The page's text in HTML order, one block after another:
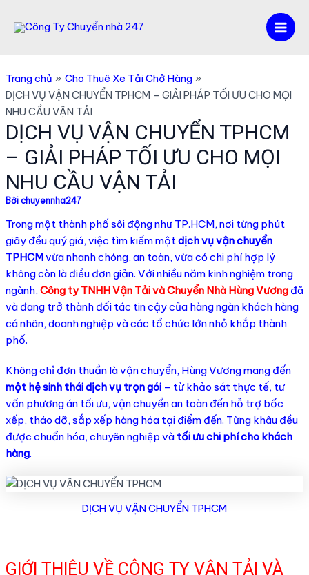
Main
Trang chủ
Cho Thuê Xe Tải Chở Hàng
DỊCH VỤ VẬN CHUYỂN TPHCM – GIẢI PHÁP TỐI ƯU CHO MỌI
NHU CẦU VẬN TẢI
DỊCH VỤ VẬN CHUYỂN TPHCM
– GIẢI PHÁP TỐI ƯU CHO MỌI
NHU CẦU VẬN TẢI
Bởi chuyennha247
Trong một thành phố sôi động như TP.HCM, nơi từng phút
giây đều quý giá, việc tìm kiếm mộtdịch vụ vận chuyển
TPHCMvừa nhanh chóng, an toàn, vừa có chi phí hợp lý
không còn là điều đơn giản. Với nhiều năm kinh nghiệm trong
ngành, Công ty TNHH Vận Tải và Chuyển Nhà Hùng Vươngđã
và đang trở thành đối tác tin cậy của hàng ngàn khách hàng
cá nhân, doanh nghiệp và các tổ chức lớn nhỏ khắp thành
phố.
Không chỉ đơn thuần là vận chuyển, Hùng Vương mang đến
một hệ sinh thái dịch vụ trọn gói– từ khảo sát thực tế, tư
vấn phương án tối ưu, vận chuyển an toàn đến hỗ trợ bốc
xếp, tháo dỡ, sắp xếp hàng hóa tại điểm đến. Từng khâu đều
được chuẩn hóa, chuyên nghiệp và tối ưu chi phí cho khách
hàng.
DỊCH VỤ VẬN CHUYỂN TPHCM
GIỚI THIỆU VỀ CÔNG TY VẬN TẢI VÀ